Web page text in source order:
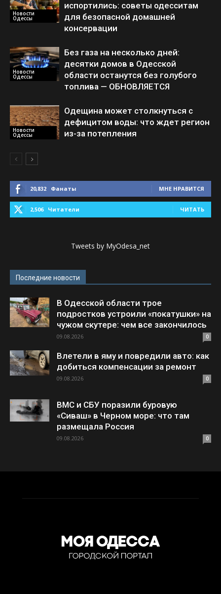
Новости
Одессы
испортились: советы одесситам
для безопасной домашней
консервации
Новости
Одессы
Без газа на несколько дней:
десятки домов в Одесской
области останутся без голубого
топлива — ОБНОВЛЯЕТСЯ
Новости
Одессы
Одещина может столкнуться с
дефицитом воды: что ждет регион
из-за потепления
20,832 Фанаты МНЕ НРАВИТСЯ
2,506 Читатели ЧИТАТЬ
Tweets by MyOdesa_net
Последние новости
В Одесской области трое
подростков устроили «покатушки» на
чужом скутере: чем все закончилось
09.08.2026 0
Влетели в яму и повредили авто: как
добиться компенсации за ремонт
09.08.2026 0
ВМС и СБУ поразили буровую
«Сиваш» в Черном море: что там
размещала Россия
09.08.2026 0